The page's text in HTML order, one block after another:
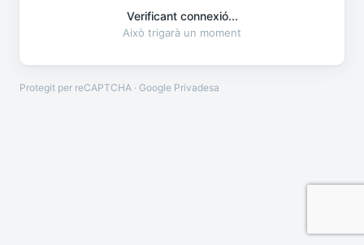
Verificant connexió...
Això trigarà un moment
Protegit per reCAPTCHA · Google Privadesa